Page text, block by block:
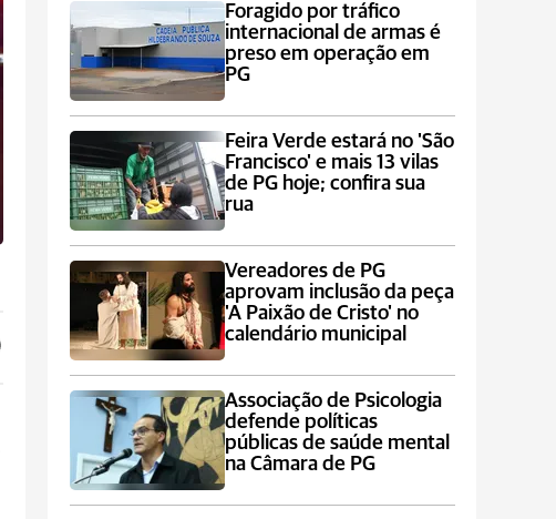
Foragido por tráfico
internacional de armas é
preso em operação em
PG
Feira Verde estará no 'São
Francisco' e mais 13 vilas
de PG hoje; confira sua
rua
Vereadores de PG
aprovam inclusão da peça
'A Paixão de Cristo' no
calendário municipal
Associação de Psicologia
defende políticas
públicas de saúde mental
na Câmara de PG